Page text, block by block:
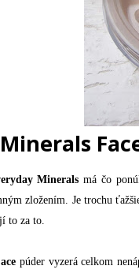
Minerals má čo
zložením. Je trochu
to za to.
púder vyzerá celkom